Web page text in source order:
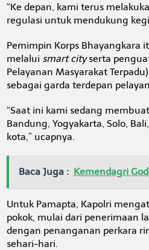
“Ke depan, kami terus
regulasi untuk mendukung
Pemimpin Korps Bhayangkara
melalui smart cityserta
Pelayanan Masyarakat
sebagai garda terdepan
“Saat ini kami sedang
Bandung, Yogyakarta, Solo,
kota,” ucapnya.
Baca Juga : Kemendagri
Untuk Pamapta, Kapolri
pokok, mulai dari penerimaan
dengan penanganan perkara
sehari-hari.